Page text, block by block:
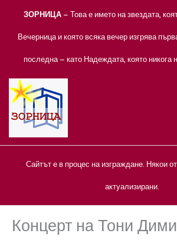
ЗОРНИЦА– Това е името на звездата,
Вечерница и която всяка вечер изгрява
последна – като Надеждата, която никога
Сайтът е в процес на изграждане. Някои
актуализирани.
Концерт на Тони